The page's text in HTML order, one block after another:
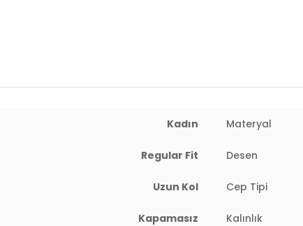
Kadın Materyal
Regular Fit Desen
Uzun Kol Cep Tipi
Kapamasız Kalınlık